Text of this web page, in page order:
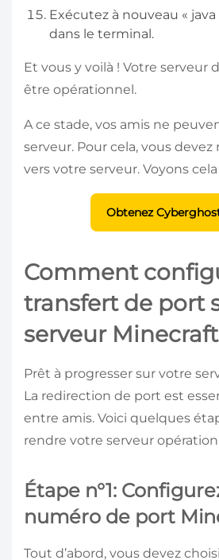
Exécutez à nouveau « java
dans le terminal.
Et vous y voilà ! Votre serveur
être opérationnel.
A ce stade, vos amis ne
serveur. Pour cela, vous
vers votre serveur. Voyons
Obtenez
Comment
transfert de port
serveur Minecraft
Prêt à progresser sur votre
La redirection de port est
entre amis. Voici quelques
rendre votre serveur
Étape n°1:
numéro de port
Tout d’abord, vous devez